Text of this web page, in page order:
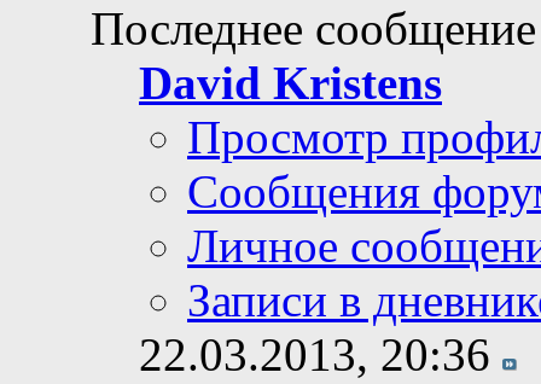
Последнее
David Kristens
Просмотр
Сообщения
Личное
Записи в
22.03.2013, 20:36